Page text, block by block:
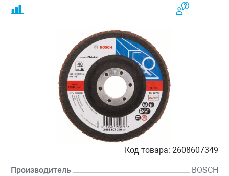
Код товара: 2608607349
Производитель BOSCH